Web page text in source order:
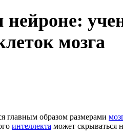
нейроне:
мозга
главным образом размерами
интеллекта может скрываться